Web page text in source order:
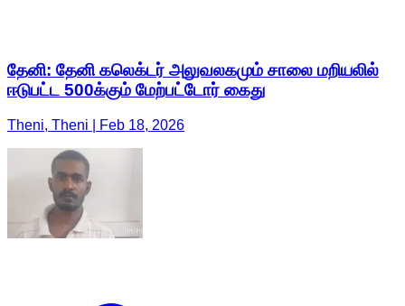
தேனி: தேனி கலெக்டர் அலுவலகமும் சாலை மறியலில்
ஈடுபட்ட 500க்கும் மேற்பட்டோர் கைது
Theni, Theni | Feb 18, 2026